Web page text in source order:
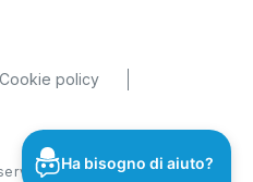
Cookie policy
Ha bisogno di aiuto?